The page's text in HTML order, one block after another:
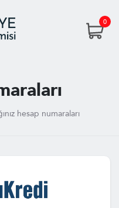
0
hesap numaraları